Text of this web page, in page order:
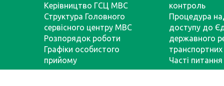
Керівництво ГСЦ МВС
Структура Головного
сервісного центру МВС
Розпорядок роботи
Графіки особистого
прийому
контроль
Процедура
доступу до
державного
транспортних
Часті питання